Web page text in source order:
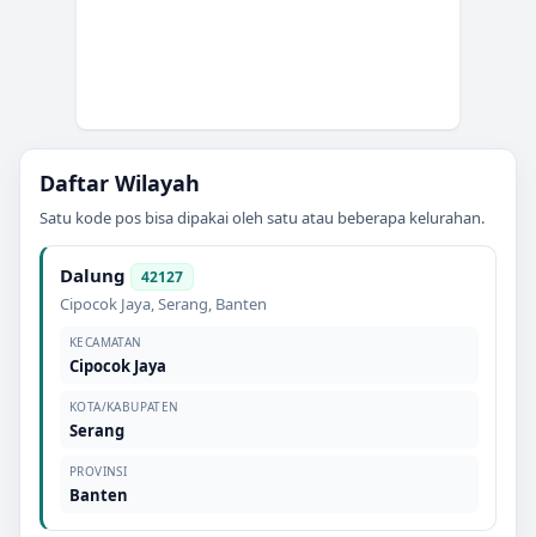
Daftar Wilayah
Satu kode pos bisa dipakai oleh satu atau beberapa kelurahan.
Dalung 42127
Cipocok Jaya,Serang, Banten
KECAMATAN
Cipocok Jaya
KOTA/KABUPATEN
Serang
PROVINSI
Banten